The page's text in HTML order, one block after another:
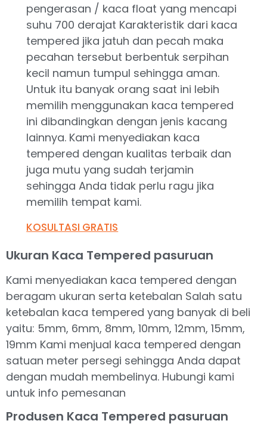
pengerasan / kaca float yang mencapi
suhu 700 derajat Karakteristik dari kaca
tempered jika jatuh dan pecah maka
pecahan tersebut berbentuk serpihan
kecil namun tumpul sehingga aman.
Untuk itu banyak orang saat ini lebih
memilih menggunakan kaca tempered
ini dibandingkan dengan jenis kacang
lainnya. Kami menyediakan kaca
tempered dengan kualitas terbaik dan
juga mutu yang sudah terjamin
sehingga Anda tidak perlu ragu jika
memilih tempat kami.
KOSULTASI GRATIS
Ukuran Kaca Tempered pasuruan
Kami menyediakan kaca tempered dengan
beragam ukuran serta ketebalan Salah satu
ketebalan kaca tempered yang banyak di beli
yaitu: 5mm, 6mm, 8mm, 10mm, 12mm, 15mm,
19mm Kami menjual kaca tempered dengan
satuan meter persegi sehingga Anda dapat
dengan mudah membelinya. Hubungi kami
untuk info pemesanan
Produsen Kaca Tempered pasuruan